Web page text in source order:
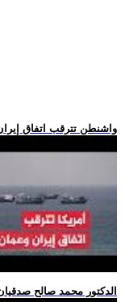
.. واشنطن تترقب اتفاق
.. الدكتور محمد صالح